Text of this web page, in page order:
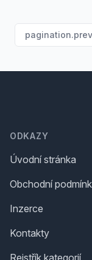
ODKAZY
Úvodní stránka
Obchodní
Inzerce
Kontakty
Rejstřík kategorií